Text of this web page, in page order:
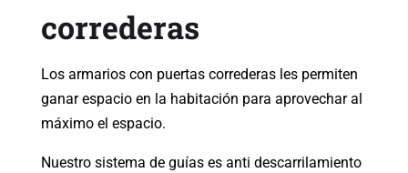
correderas
Los armarios con puertas correderas les permiten
ganar espacio en la habitación para aprovechar al
máximo el espacio.
Nuestro sistema de guías es anti descarrilamiento